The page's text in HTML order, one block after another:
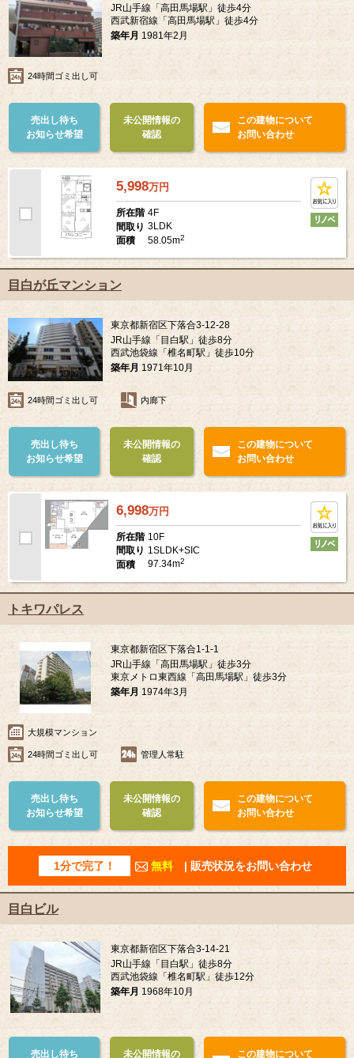
JR山手線「高田馬場駅」徒歩4分
西武新宿線「高田馬場駅」徒歩4分
築年月 1981年2月
24時間ゴミ出し可
売出し待ち
お知らせ希望
未公開情報の
確認
この建物について
お問い合わせ
5,998万円
所在階 4F
間取り 3LDK
面積
58.05m2
目白が丘マンション
東京都新宿区下落合3-12-28
JR山手線「目白駅」徒歩8分
西武池袋線「椎名町駅」徒歩10分
築年月 1971年10月
24時間ゴミ出し可 内廊下
売出し待ち
お知らせ希望
未公開情報の
確認
この建物について
お問い合わせ
6,998万円
所在階 10F
間取り 1SLDK+SIC
面積
97.34m2
トキワパレス
東京都新宿区下落合1-1-1
JR山手線「高田馬場駅」徒歩3分
東京メトロ東西線「高田馬場駅」徒歩3分
築年月 1974年3月
大規模マンション
24時間ゴミ出し可 管理人常駐
売出し待ち
お知らせ希望
未公開情報の
確認
この建物について
お問い合わせ
1分で完了！ 無料 | 販売状況をお問い合わせ
目白ビル
東京都新宿区下落合3-14-21
JR山手線「目白駅」徒歩8分
西武池袋線「椎名町駅」徒歩12分
築年月 1968年10月
売出し待ち 未公開情報の この建物について